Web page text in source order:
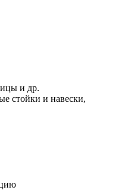
и др.
стойки и навески,